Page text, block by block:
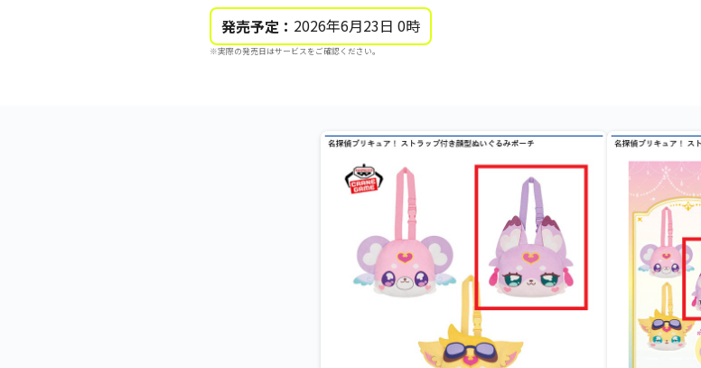
発売予定： 2026年6月23日 0時
※実際の発売日はサービスをご確認ください。